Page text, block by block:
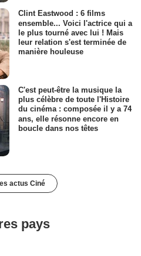
Clint Eastwood : 6 films
ensemble... Voici l'actrice qui a
le plus tourné avec lui ! Mais
leur relation s'est terminée de
manière houleuse
C'est peut-être la musique la
plus célèbre de toute l'Histoire
du cinéma : composée il y a 74
ans, elle résonne encore en
boucle dans nos têtes
actus Ciné
pays